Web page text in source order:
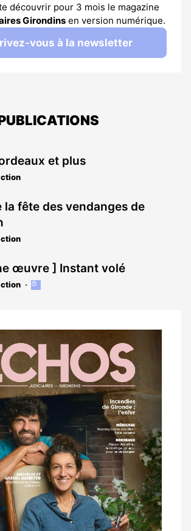
découvrir pour 3 mois le magazine
Girondins en version numérique.
vous à la newsletter
et plus
la fête des vendanges de
œuvre ] Instant volé
Cet
aux
abonnés